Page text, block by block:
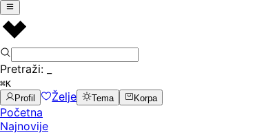
Pretraži:
⌘K
Profil
Želje Tema Korpa
Početna
Najnovije